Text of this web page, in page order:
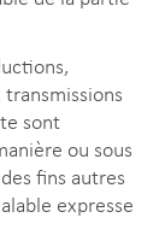
sont
ou sous
fins autres
expresse